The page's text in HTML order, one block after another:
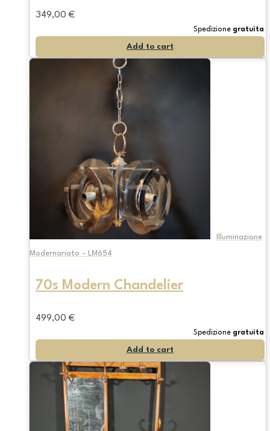
349,00 €
Spedizione gratuita
Add to cart
Illuminazione
Modernariato - LM654
70s Modern Chandelier
499,00 €
Spedizione gratuita
Add to cart